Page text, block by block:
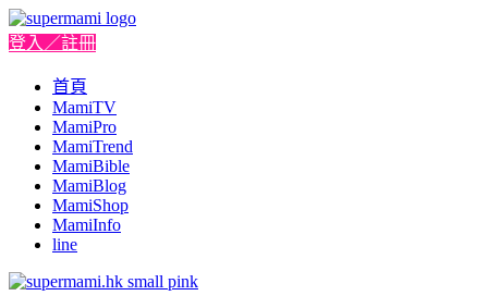
登入／註冊
首頁
MamiTV
MamiPro
MamiTrend
MamiBible
MamiBlog
MamiShop
MamiInfo
line